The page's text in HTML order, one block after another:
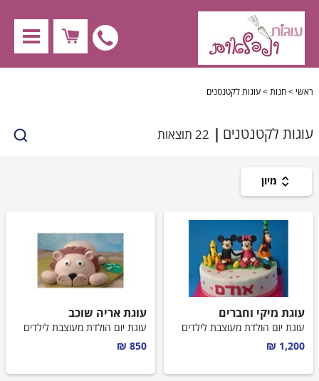
לחץ
עוגות לילדים
עוגות למבוגרים
עוגות לקטנטנים
עוגות לבנות
עוגות לבנים
ראשי > חנות > עוגות לקטנטנים
עוגות לקטנטנים 22 תוצאות
עוגת מיקי וחברים
עוגת יום הולדת מעוצבת לילדים
1,200 ₪
עוגת אריה שוכב
עוגת יום הולדת מעוצבת לילדים
850 ₪